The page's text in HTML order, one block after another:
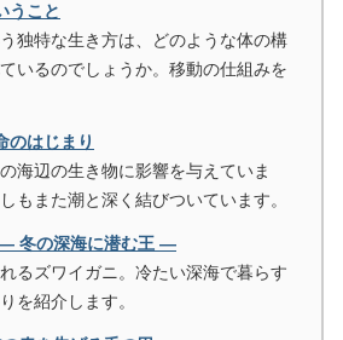
うこと
独特な生き方は、どのような体の構
いるのでしょうか。移動の仕組みを
のはじまり
海辺の生き物に影響を与えていま
もまた潮と深く結びついています。
冬の深海に潜む王 ―
るズワイガニ。冷たい深海で暮らす
を紹介します。